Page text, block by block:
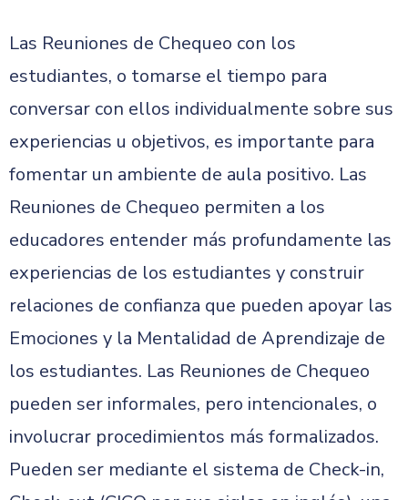
Las Reuniones de Chequeo con los
estudiantes, o tomarse el tiempo para
conversar con ellos individualmente sobre sus
experiencias u objetivos, es importante para
fomentar un ambiente de aula positivo. Las
Reuniones de Chequeo permiten a los
educadores entender más profundamente las
experiencias de los estudiantes y construir
relaciones de confianza que pueden apoyar las
Emociones y la Mentalidad de Aprendizaje de
los estudiantes. Las Reuniones de Chequeo
pueden ser informales, pero intencionales, o
involucrar procedimientos más formalizados.
Pueden ser mediante el sistema de Check-in,